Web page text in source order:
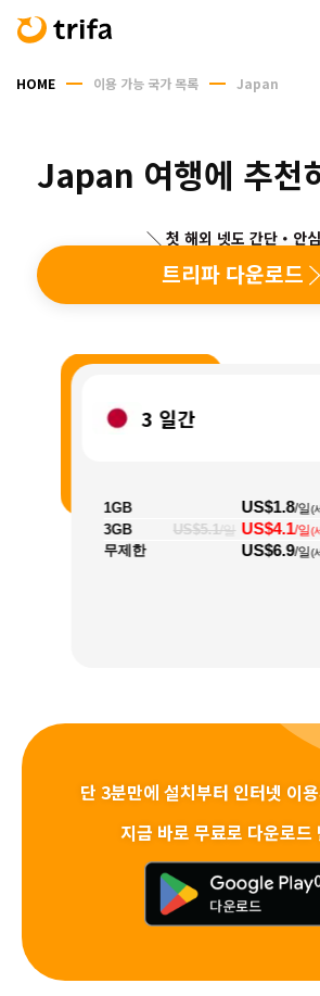
HOME 이용 가능 국가 목록 Japan
Japan 여행에 추천
＼ 첫 해외 넷도 간단・안
트리파 다운로드
3 일간
1GB US$1.8/일(
3GB US$5.1/일 US$4.1/일(
무제한 US$6.9/일(
단 3분만에 설치부터 인터넷 이
지금 바로 무료로 다운로드